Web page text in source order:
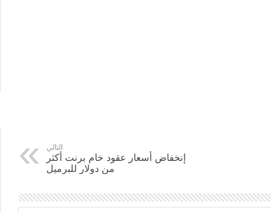
التالي
إنخفاض أسعار عقود خام برنت أكثر
من دولار للبرميل